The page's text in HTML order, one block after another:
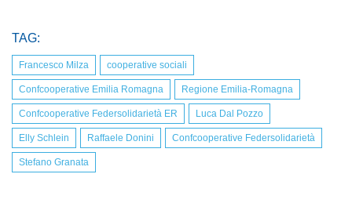
TAG:
Francesco Milza cooperative sociali
Confcooperative Emilia Romagna Regione Emilia-Romagna
Confcooperative Federsolidarietà ER Luca Dal Pozzo
Elly Schlein Raffaele Donini Confcooperative Federsolidarietà
Stefano Granata